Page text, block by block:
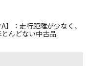
A】：走行距離が少なく、
んどない中古品